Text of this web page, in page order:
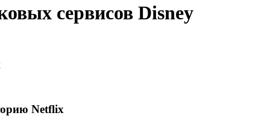
сервисов Disney
Netflix